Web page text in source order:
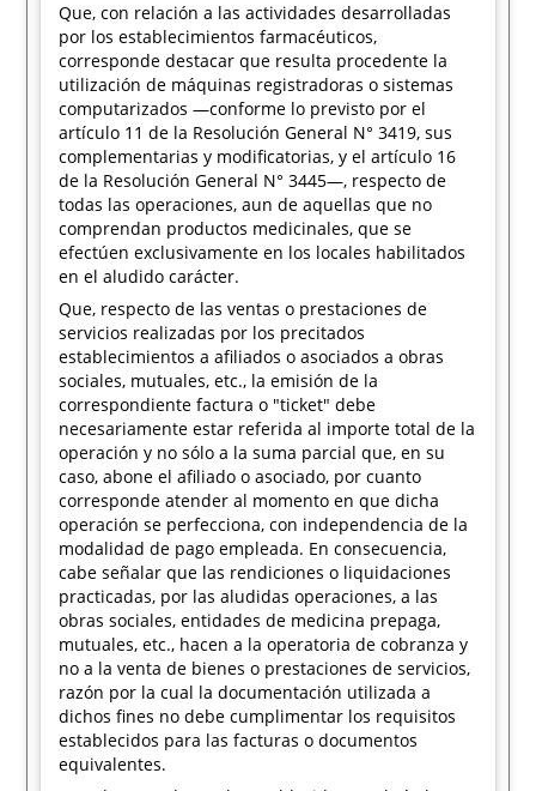
Que, con relación a las actividades desarrolladas
por los establecimientos farmacéuticos,
corresponde destacar que resulta procedente la
utilización de máquinas registradoras o sistemas
computarizados —conforme lo previsto por el
artículo 11 de la Resolución General N° 3419, sus
complementarias y modificatorias, y el artículo 16
de la Resolución General N° 3445—, respecto de
todas las operaciones, aun de aquellas que no
comprendan productos medicinales, que se
efectúen exclusivamente en los locales habilitados
en el aludido carácter.
Que, respecto de las ventas o prestaciones de
servicios realizadas por los precitados
establecimientos a afiliados o asociados a obras
sociales, mutuales, etc., la emisión de la
correspondiente factura o "ticket" debe
necesariamente estar referida al importe total de la
operación y no sólo a la suma parcial que, en su
caso, abone el afiliado o asociado, por cuanto
corresponde atender al momento en que dicha
operación se perfecciona, con independencia de la
modalidad de pago empleada. En consecuencia,
cabe señalar que las rendiciones o liquidaciones
practicadas, por las aludidas operaciones, a las
obras sociales, entidades de medicina prepaga,
mutuales, etc., hacen a la operatoria de cobranza y
no a la venta de bienes o prestaciones de servicios,
razón por la cual la documentación utilizada a
dichos fines no debe cumplimentar los requisitos
establecidos para las facturas o documentos
equivalentes.